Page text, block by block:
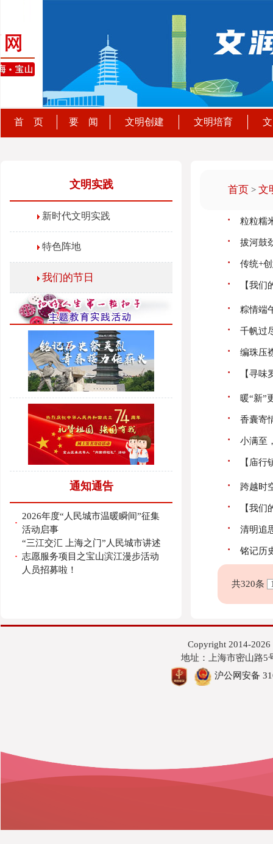
首 页 要 闻 文明创建 文明培育
文明实践
新时代文明实践
特色阵地
我们的节日
通知通告
· 2026年度“人民城市温暖瞬间”征集
活动启事
·
“三江交汇 上海之门”人民城市讲述
志愿服务项目之宝山滨江漫步活动
人员招募啦！
首页 > 文
· 粒粒糯
· 拔河鼓
· 传统+
· 【我
· 粽情端
· 千帆过
· 编珠压
· 【寻
· 暖“新”
· 香囊寄
· 小满至
· 【庙
· 跨越时
· 【我
· 清明追
· 铭记历
共320条
Copyright 2014-
地址：上海市密山路5
沪公网安备